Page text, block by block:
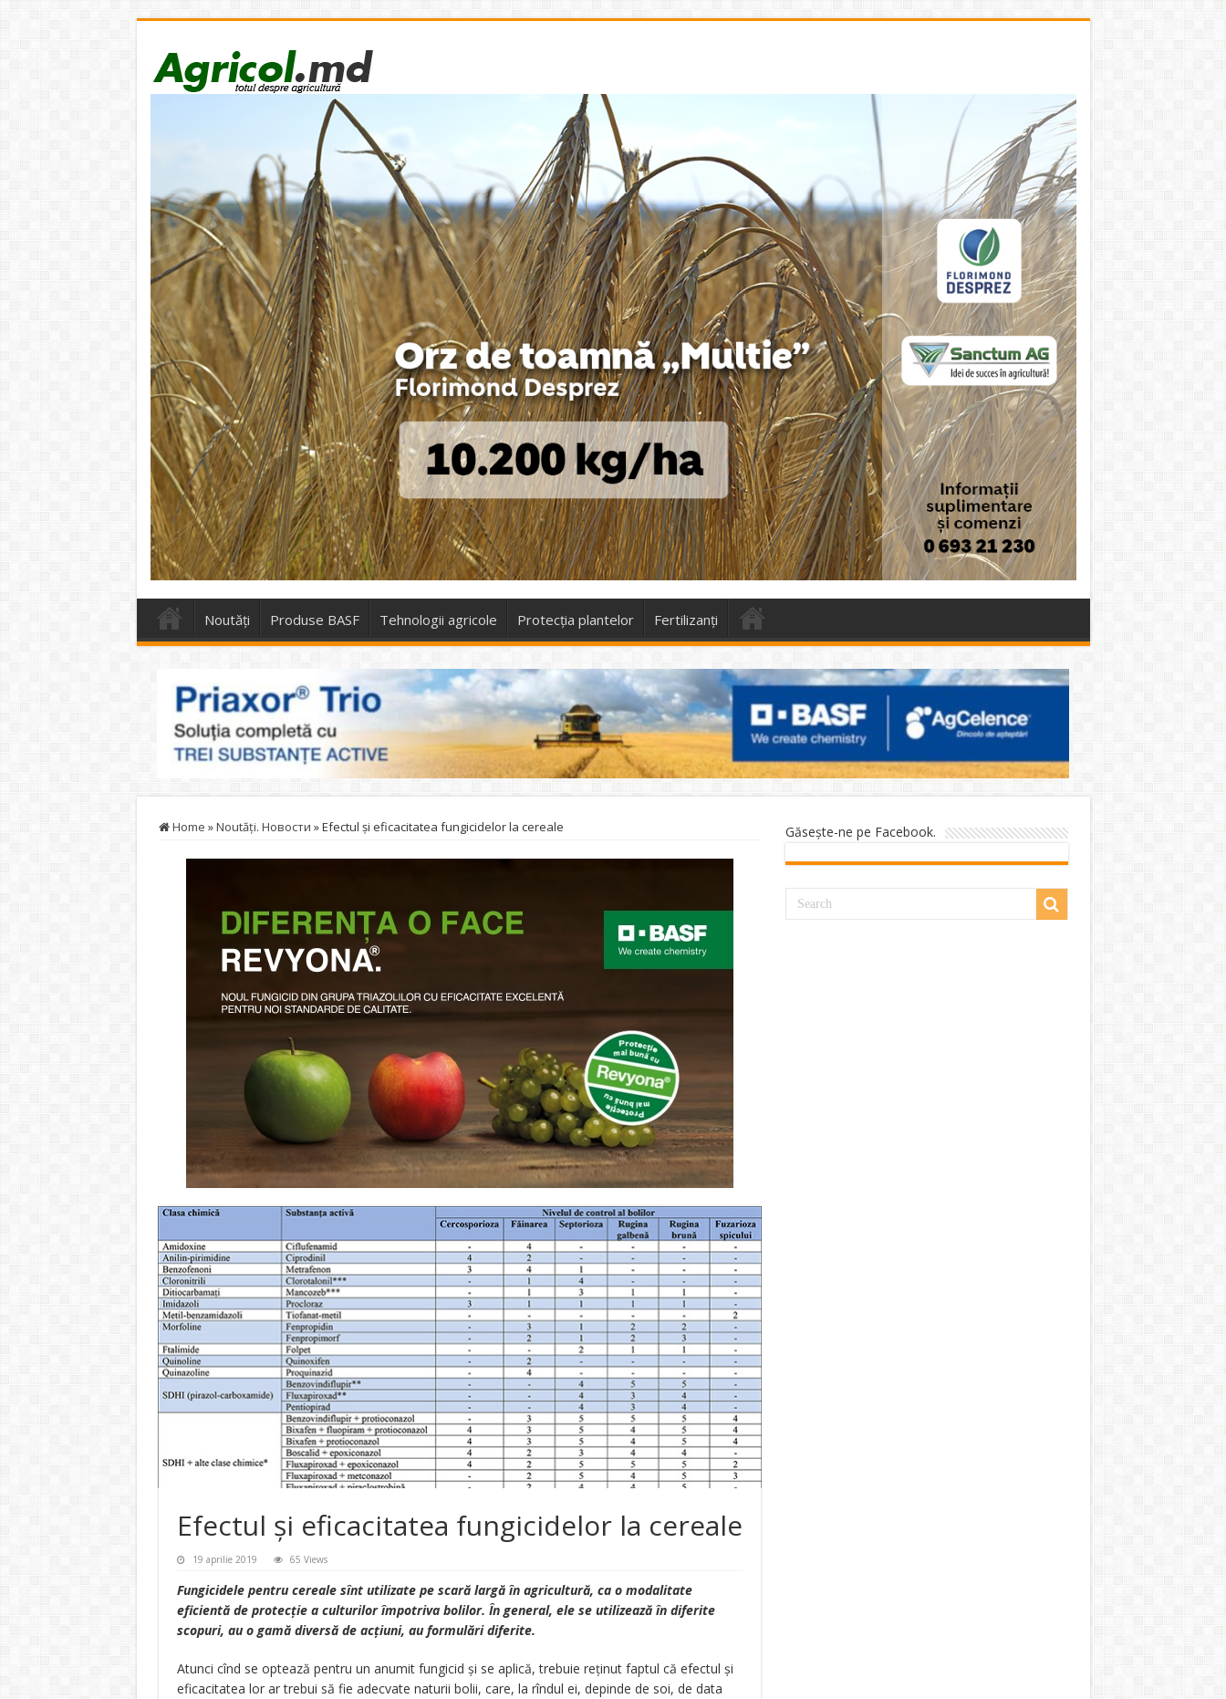
Noutăți Produse BASF Tehnologii agricole Protecţia plantelor Fertilizanți
Home »Noutăţi. Новости »Efectul și eficacitatea fungicidelor la cereale
Efectul și eficacitatea fungicidelor la cereale
19 aprilie 2019 65 Views
Fungicidele pentru cereale sînt utilizate pe scară largă în agricultură, ca o modalitate
eficientă de protecție a culturilor împotriva bolilor. În general, ele se utilizează în diferite
scopuri, au o gamă diversă de acțiuni, au formulări diferite.
Atunci cînd se optează pentru un anumit fungicid și se aplică, trebuie reținut faptul că efectul și
eficacitatea lor ar trebui să fie adecvate naturii bolii, care, la rîndul ei, depinde de soi, de data
Găseşte-ne pe Facebook.